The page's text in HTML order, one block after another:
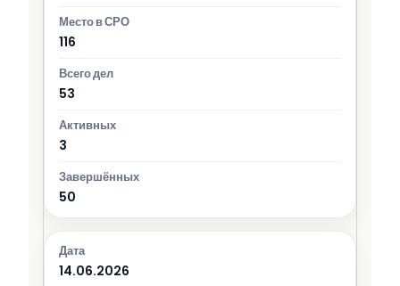
116
53
3
50
14.06.2026